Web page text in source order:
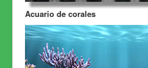
Acuario de corales